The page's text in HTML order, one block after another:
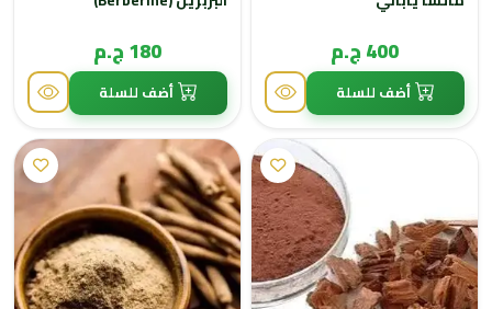
400 ج.م
أضف للسلة
180 ج.م
أضف للسلة